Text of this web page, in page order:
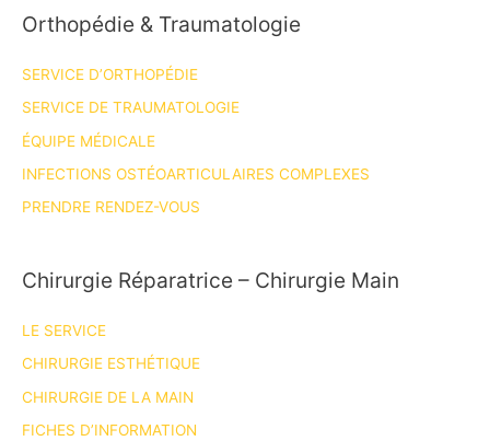
Orthopédie & Traumatologie
SERVICE D’ORTHOPÉDIE
SERVICE DE TRAUMATOLOGIE
ÉQUIPE MÉDICALE
INFECTIONS OSTÉOARTICULAIRES COMPLEXES
PRENDRE RENDEZ-VOUS
Chirurgie Réparatrice – Chirurgie Main
LE SERVICE
CHIRURGIE ESTHÉTIQUE
CHIRURGIE DE LA MAIN
FICHES D’INFORMATION